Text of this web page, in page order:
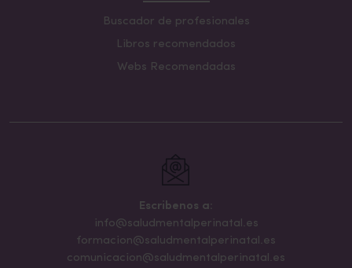
Buscador de profesionales
Libros recomendados
Webs Recomendadas
Escribenos a:
info@saludmentalperinatal.es
formacion@saludmentalperinatal.es
comunicacion@saludmentalperinatal.es